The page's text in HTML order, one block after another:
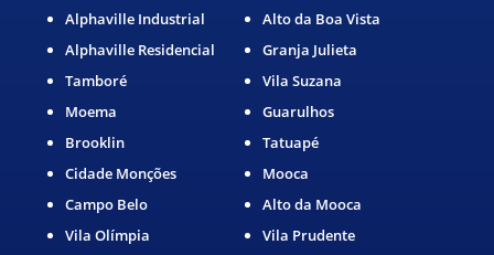
Alphaville Industrial
Alphaville Residencial
Tamboré
Moema
Brooklin
Cidade Monções
Campo Belo
Vila Olímpia
Alto da Boa Vista
Granja Julieta
Vila Suzana
Guarulhos
Tatuapé
Mooca
Alto da Mooca
Vila Prudente